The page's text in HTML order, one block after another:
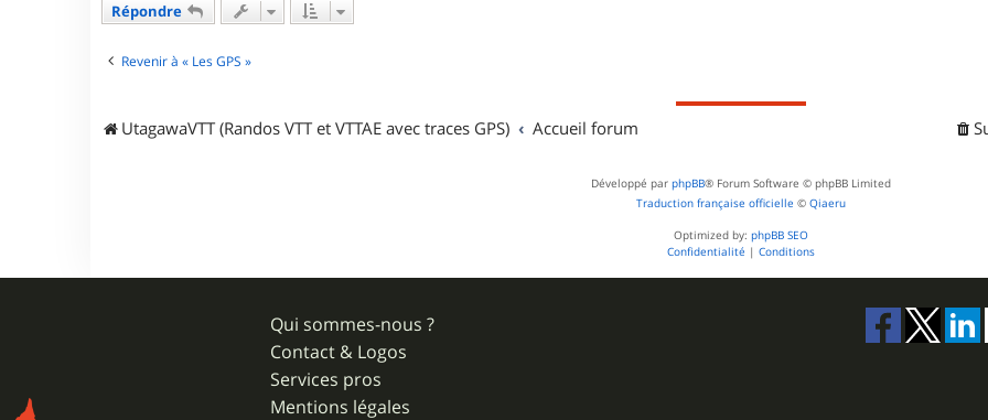
c
e
P
Répondre
Revenir à « Les GPS »
UtagawaVTT (Randos VTT et VTTAE avec traces GPS) Accueil forum
Développé par phpBB® Forum Software © phpBB Limited
Traduction française officielle © Qiaeru
Optimized by: phpBB SEO
Confidentialité | Conditions
Qui sommes-nous ?
Contact & Logos
Services pros
Mentions légales